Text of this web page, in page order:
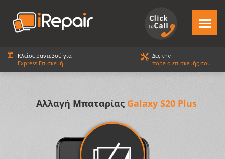
Κλείσε ραντεβού για
Express Επισκευή
Δες την
πορεία επισκευής σου
Αλλαγή Μπαταρίας Galaxy S20 Plus